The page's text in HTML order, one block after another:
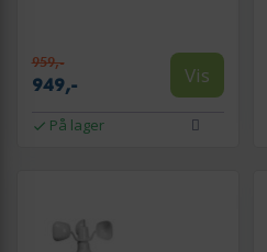
959,-
949,- Vis
På lager